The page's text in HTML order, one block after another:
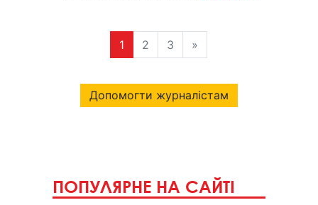
1 2 3 »
Допомогти журналістам
ПОПУЛЯРНЕ НА САЙТІ